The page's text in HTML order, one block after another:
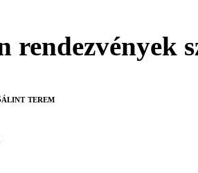
rendezvények
terem